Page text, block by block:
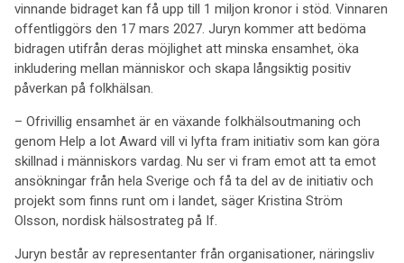
vinnande bidraget kan få upp till 1 miljon kronor i stöd. Vinnaren
offentliggörs den 17 mars 2027. Juryn kommer att bedöma
bidragen utifrån deras möjlighet att minska ensamhet, öka
inkludering mellan människor och skapa långsiktig positiv
påverkan på folkhälsan.
– Ofrivillig ensamhet är en växande folkhälsoutmaning och
genom Help a lot Award vill vi lyfta fram initiativ som kan göra
skillnad i människors vardag. Nu ser vi fram emot att ta emot
ansökningar från hela Sverige och få ta del av de initiativ och
projekt som finns runt om i landet, säger Kristina Ström
Olsson, nordisk hälsostrateg på If.
Juryn består av representanter från organisationer, näringsliv